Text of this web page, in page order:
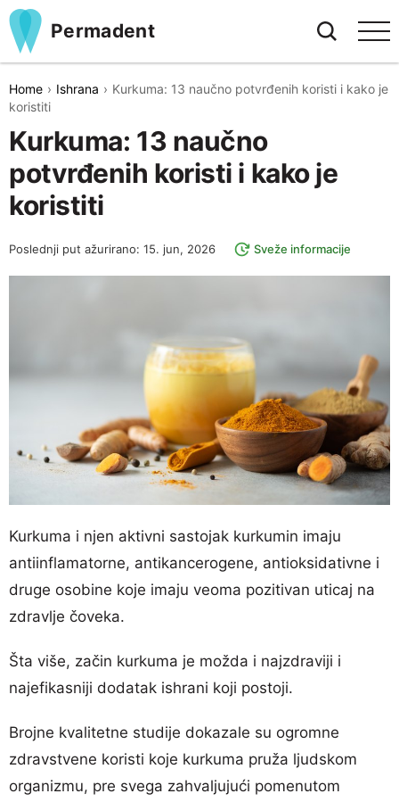
Permadent
Home Ishrana
Kurkuma: 13 naučno potvrđenih koristi i kako je
koristiti
Kurkuma: 13 naučno
potvrđenih koristi i kako je
koristiti
Poslednji put ažurirano: 15. jun, 2026 Sveže informacije
Kurkuma i njen aktivni sastojak kurkumin imaju
antiinflamatorne, antikancerogene, antioksidativne i
druge osobine koje imaju veoma pozitivan uticaj na
zdravlje čoveka.
Šta više, začin kurkuma je možda i najzdraviji i
najefikasniji dodatak ishrani koji postoji.
Brojne kvalitetne studije dokazale su ogromne
zdravstvene koristi koje kurkuma pruža ljudskom
organizmu, pre svega zahvaljujući pomenutom